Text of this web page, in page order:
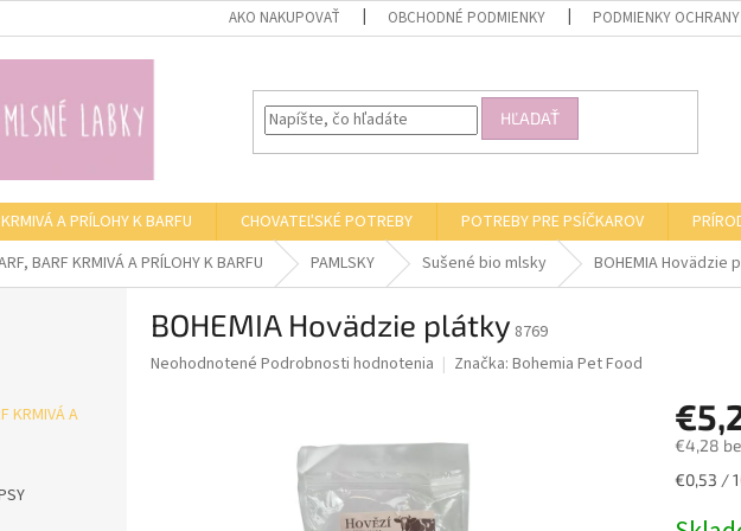
AKO NAKUPOVAŤ OBCHODNÉ PODMIENKY PODMIENKY OCHRANY
HĽADAŤ
A PRÍLOHY K BARFU CHOVATEĽSKÉ POTREBY POTREBY PRE PSÍČKAROV
BARF KRMIVÁ A PRÍLOHY K BARFU PAMLSKY Sušené bio mlsky BOHEMIA Hovädzie
KRMIVÁ A
BOHEMIA Hovädzie plátky 8769
Priemerné
Neohodnotené Podrobnosti hodnotenia Značka: Bohemia Pet Food
€4,28
€0,53 /